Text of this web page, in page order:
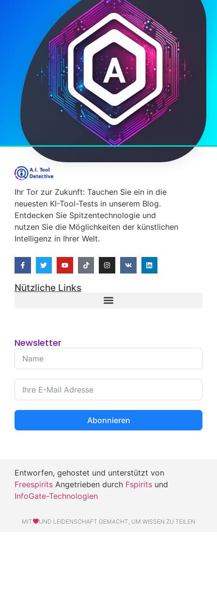
04/05/2025
26/04/2025
25/04/2025